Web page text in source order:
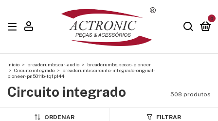
0
Início > breadcrumbs.car-audio > breadcrumbs.pecas-pioneer
> Circuito integrado > breadcrumbs.circuito-integrado-original-
pioneer-pn5011b-tqfp144
Circuito integrado 508 produtos
ORDENAR FILTRAR